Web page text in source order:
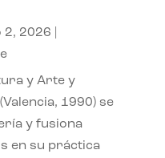
2, 2026
y Arte y
1990) se
y fusiona
en su práctica